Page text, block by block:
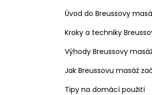
Úvod do Breussovy
Kroky a techniky
Výhody Breussovy
Jak Breussovu masáž
Tipy na domácí použití